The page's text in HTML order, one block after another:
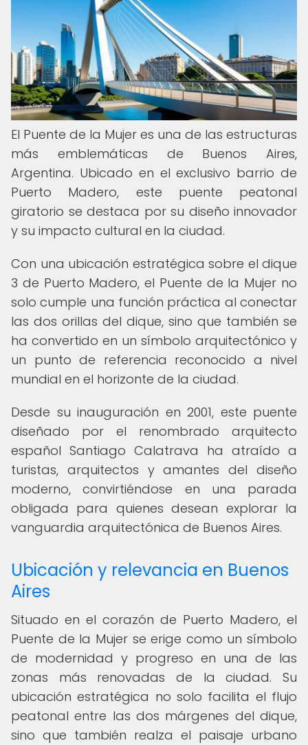
El Puente de la Mujer es una de las estructuras
más emblemáticas de Buenos Aires,
Argentina. Ubicado en el exclusivo barrio de
Puerto Madero, este puente peatonal
giratorio se destaca por su diseño innovador
y su impacto cultural en la ciudad.
Con una ubicación estratégica sobre el dique
3 de Puerto Madero, el Puente de la Mujer no
solo cumple una función práctica al conectar
las dos orillas del dique, sino que también se
ha convertido en un símbolo arquitectónico y
un punto de referencia reconocido a nivel
mundial en el horizonte de la ciudad.
Desde su inauguración en 2001, este puente
diseñado por el renombrado arquitecto
español Santiago Calatrava ha atraído a
turistas, arquitectos y amantes del diseño
moderno, convirtiéndose en una parada
obligada para quienes desean explorar la
vanguardia arquitectónica de Buenos Aires.
Ubicación y relevancia en Buenos
Aires
Situado en el corazón de Puerto Madero, el
Puente de la Mujer se erige como un símbolo
de modernidad y progreso en una de las
zonas más renovadas de la ciudad. Su
ubicación estratégica no solo facilita el flujo
peatonal entre las dos márgenes del dique,
sino que también realza el paisaje urbano